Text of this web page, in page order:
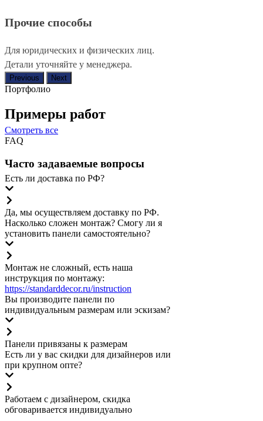
Прочие способы
Для юридических и физических лиц.
Детали уточняйте у менеджера.
Previous Next
Портфолио
Примеры работ
Смотреть все
FAQ
Часто задаваемые вопросы
Есть ли доставка по РФ?
Да, мы осуществляем доставку по РФ.
Насколько сложен монтаж? Смогу ли я
установить панели самостоятельно?
Монтаж не сложный, есть наша
инструкция по монтажу:
https://standarddecor.ru/instruction
Вы производите панели по
индивидуальным размерам или эскизам?
Панели привязаны к размерам
Есть ли у вас скидки для дизайнеров или
при крупном опте?
Работаем с дизайнером, скидка
обговаривается индивидуально